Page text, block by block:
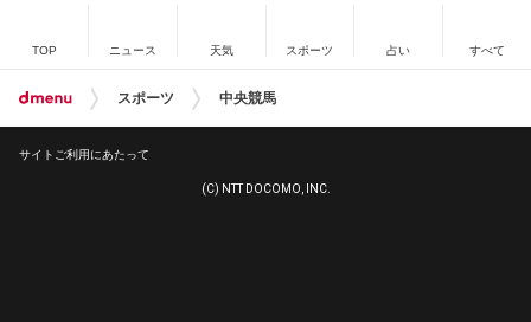
TOP ニュース 天気 スポーツ 占い すべて
スポーツ 中央競馬
サイトご利用にあたって
(C) NTT DOCOMO, INC.